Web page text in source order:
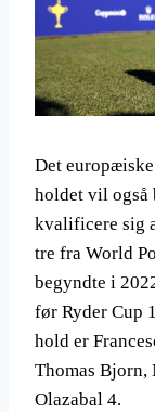
Det
holdet vil også
kvalificere sig
tre fra World
begyndte i
før Ryder Cup
hold er
Thomas Bjorn,
Olazabal 4.